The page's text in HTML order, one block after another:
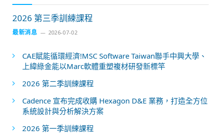
2026 第三季訓練課程
最新消息 2026-07-02
CAE賦能循環經濟!MSC Software Taiwan聯手中興大學、
上緯綠金能以Marc軟體重塑複材研發新標竿
2026 第二季訓練課程
Cadence 宣布完成收購 Hexagon D&E 業務，打造全方位
系統設計與分析解決方案
2026 第一季訓練課程